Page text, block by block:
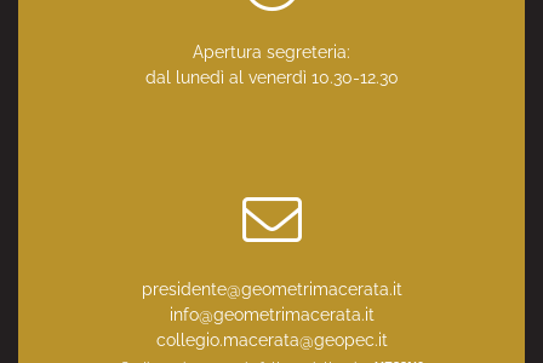
Apertura segreteria:
dal lunedì al venerdì 10.30-12.30
presidente@geometrimacerata.it
info@geometrimacerata.it
collegio.macerata@geopec.it